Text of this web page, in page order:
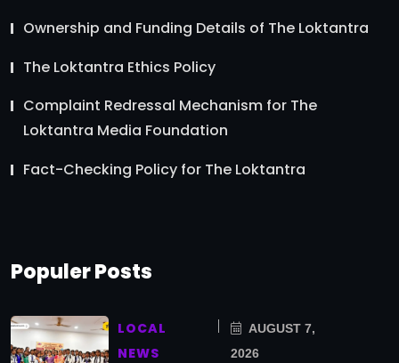
Ownership and Funding Details of The Loktantra
The Loktantra Ethics Policy
Complaint Redressal Mechanism for The
Loktantra Media Foundation
Fact-Checking Policy for The Loktantra
Populer Posts
LOCAL
NEWS
AUGUST 7,
2026